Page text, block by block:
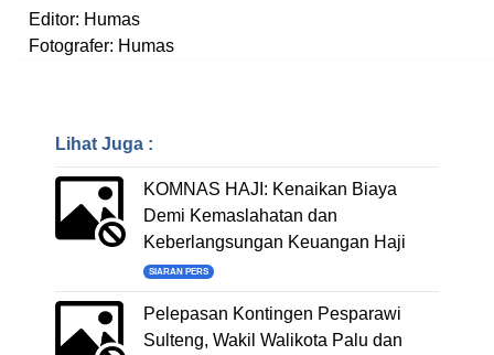
Editor: Humas
Fotografer: Humas
Lihat Juga :
KOMNAS HAJI: Kenaikan Biaya
Demi Kemaslahatan dan
Keberlangsungan Keuangan Haji
SIARAN PERS
Pelepasan Kontingen Pesparawi
Sulteng, Wakil Walikota Palu dan